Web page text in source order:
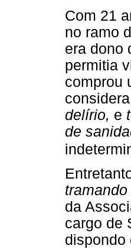
Com 21
no ramo
era dono
permitia
comprou
delírio, e
de
da
cargo de
dispondo